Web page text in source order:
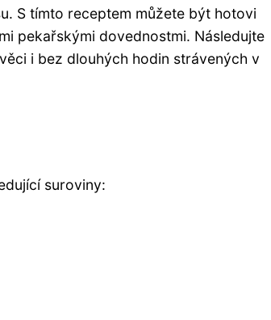
S tímto receptem můžete být hotovi
pekařskými dovednostmi. Následujte
i bez dlouhých hodin strávených v
suroviny: